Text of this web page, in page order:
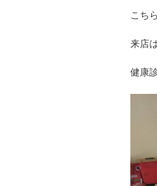
こち
来店
健康